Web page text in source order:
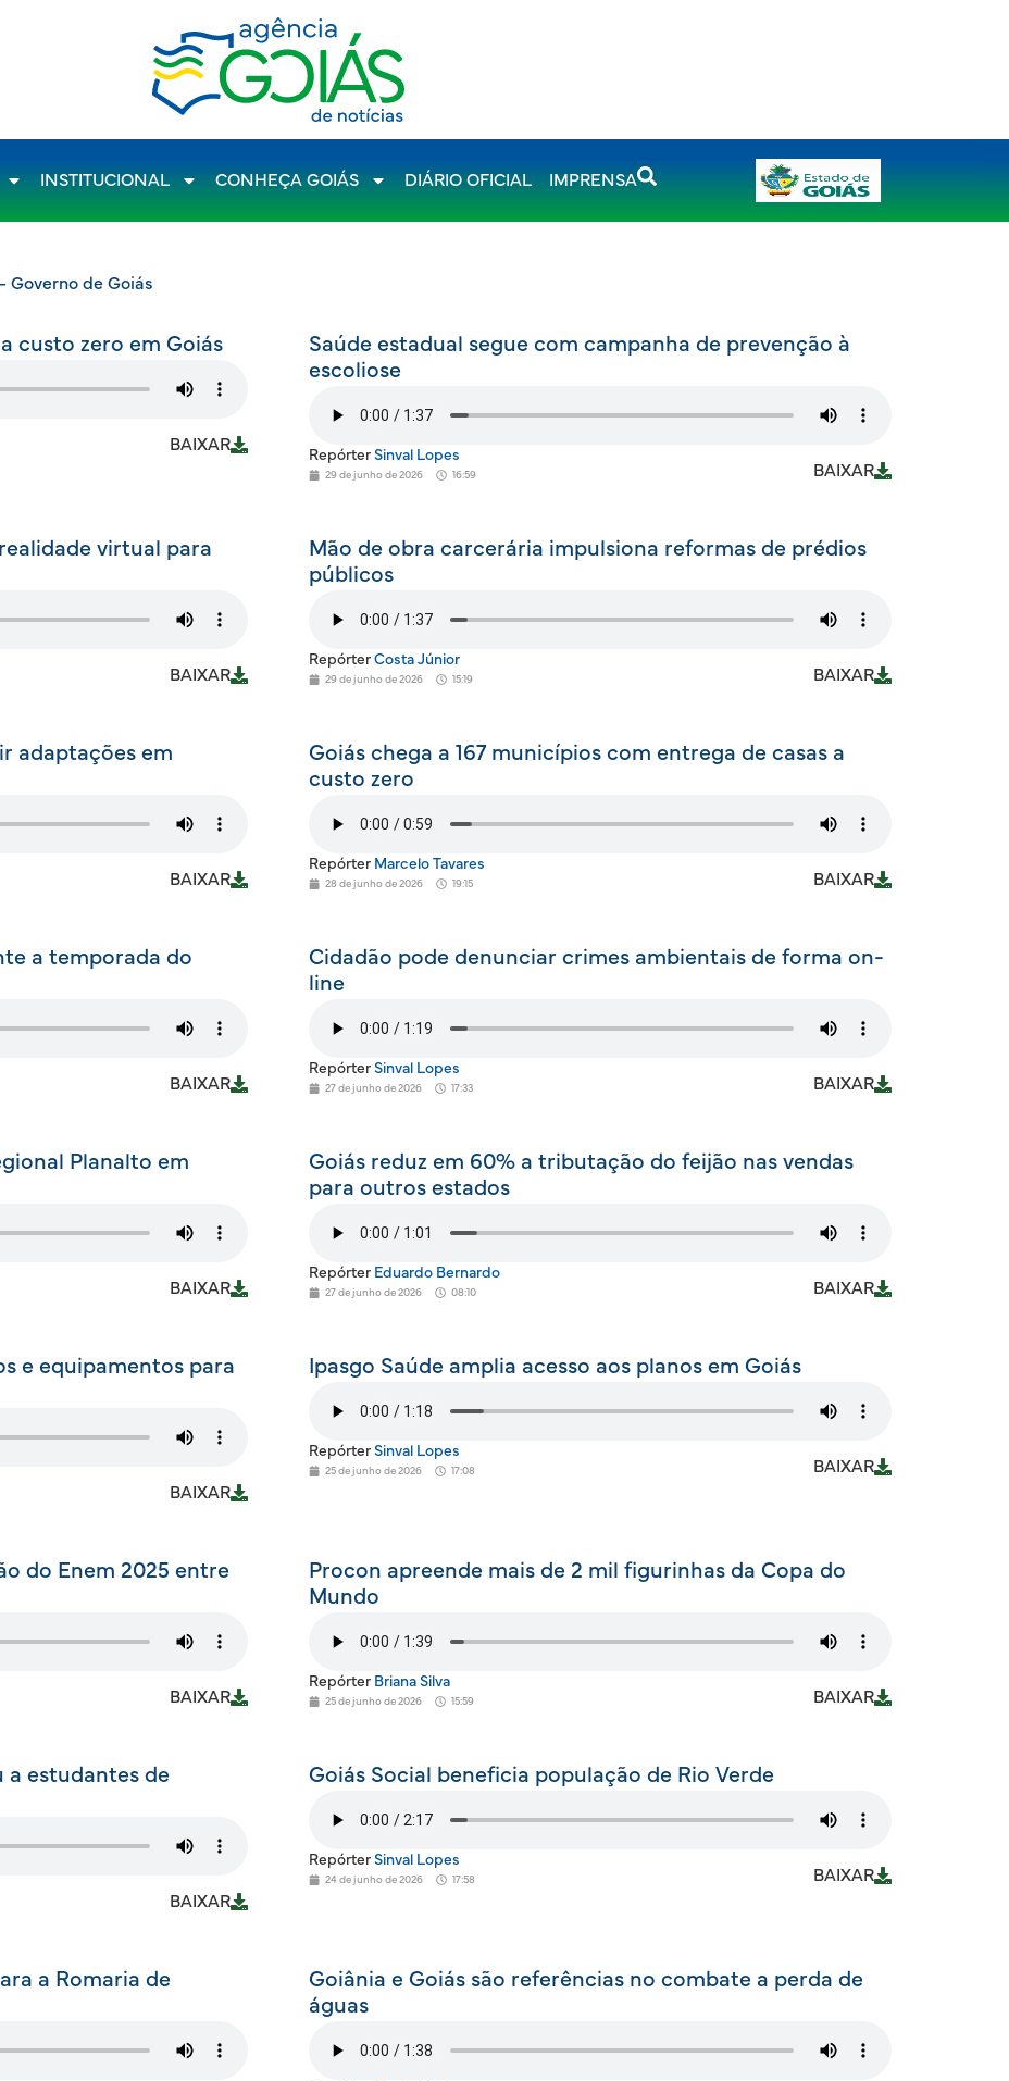
INSTITUCIONAL CONHEÇA GOIÁS DIÁRIO OFICIAL IMPRENSA
Governo de Goiás
custo zero em Goiás
BAIXAR
Saúde estadual segue com campanha de prevenção à
escoliose
Repórter Sinval Lopes
29 de junho de 2026 16:59 BAIXAR
virtual para
BAIXAR
Mão de obra carcerária impulsiona reformas de prédios
públicos
Repórter Costa Júnior
29 de junho de 2026 15:19 BAIXAR
adaptações em
BAIXAR
Goiás chega a 167 municípios com entrega de casas a
custo zero
Repórter Marcelo Tavares
28 de junho de 2026 19:15 BAIXAR
a temporada do
BAIXAR
Cidadão pode denunciar crimes ambientais de forma on-
line
Repórter Sinval Lopes
27 de junho de 2026 17:33 BAIXAR
Planalto em
BAIXAR
Goiás reduz em 60% a tributação do feijão nas vendas
para outros estados
Repórter Eduardo Bernardo
27 de junho de 2026 08:10 BAIXAR
e equipamentos para
BAIXAR
Ipasgo Saúde amplia acesso aos planos em Goiás
Repórter Sinval Lopes
25 de junho de 2026 17:08 BAIXAR
do Enem 2025 entre
BAIXAR
Procon apreende mais de 2 mil figurinhas da Copa do
Mundo
Repórter Briana Silva
25 de junho de 2026 15:59 BAIXAR
a estudantes de
BAIXAR
Goiás Social beneficia população de Rio Verde
Repórter Sinval Lopes
24 de junho de 2026 17:58 BAIXAR
a Romaria de
Goiânia e Goiás são referências no combate a perda de
águas